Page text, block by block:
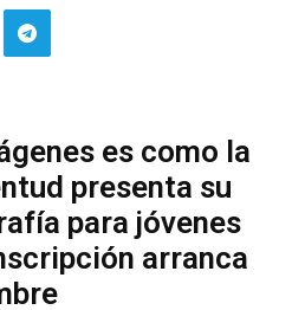
es como la
presenta su
para jóvenes
arranca